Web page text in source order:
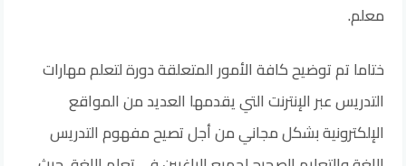
معلم.
ختاما تم توضيح كافة الأمور المتعلقة دورة لتعلم مهارات
التدريس عبر الإنترنت التي يقدمها العديد من المواقع
الإلكترونية بشكل مجاني من أجل تصيح مفهوم التدريس